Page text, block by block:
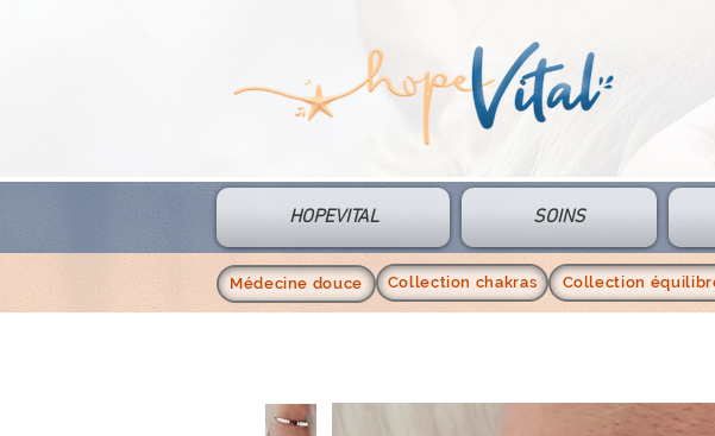
HOPEVITAL SOINS
Médecine douce Collection chakras Collection